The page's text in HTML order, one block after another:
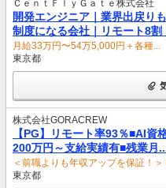
ＣｅｎｔＦｌｙＧａｔｅ株式会社
開発エンジニア｜業界出戻り
制度になる会社｜リモート8割
月給33万円〜54万5,000円＋各種...
東京都
株式会社GORACREW
【PG】リモート率93％■AI資
200万円～支給実績有■残業月
＜前職よりも年収アップを保証！＞
東京都